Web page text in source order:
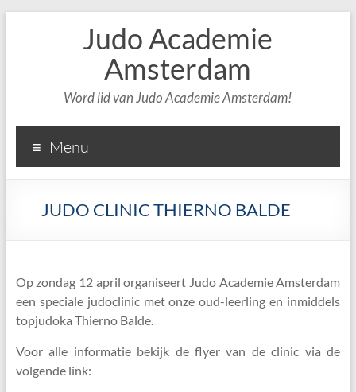
Judo Academie
Amsterdam
Word lid van Judo Academie Amsterdam!
Menu
JUDO CLINIC THIERNO BALDE
Op zondag 12 april organiseert Judo Academie Amsterdam
een speciale judoclinic met onze oud-leerling en inmiddels
topjudoka Thierno Balde.
Voor alle informatie bekijk de flyer van de clinic via de
volgende link: